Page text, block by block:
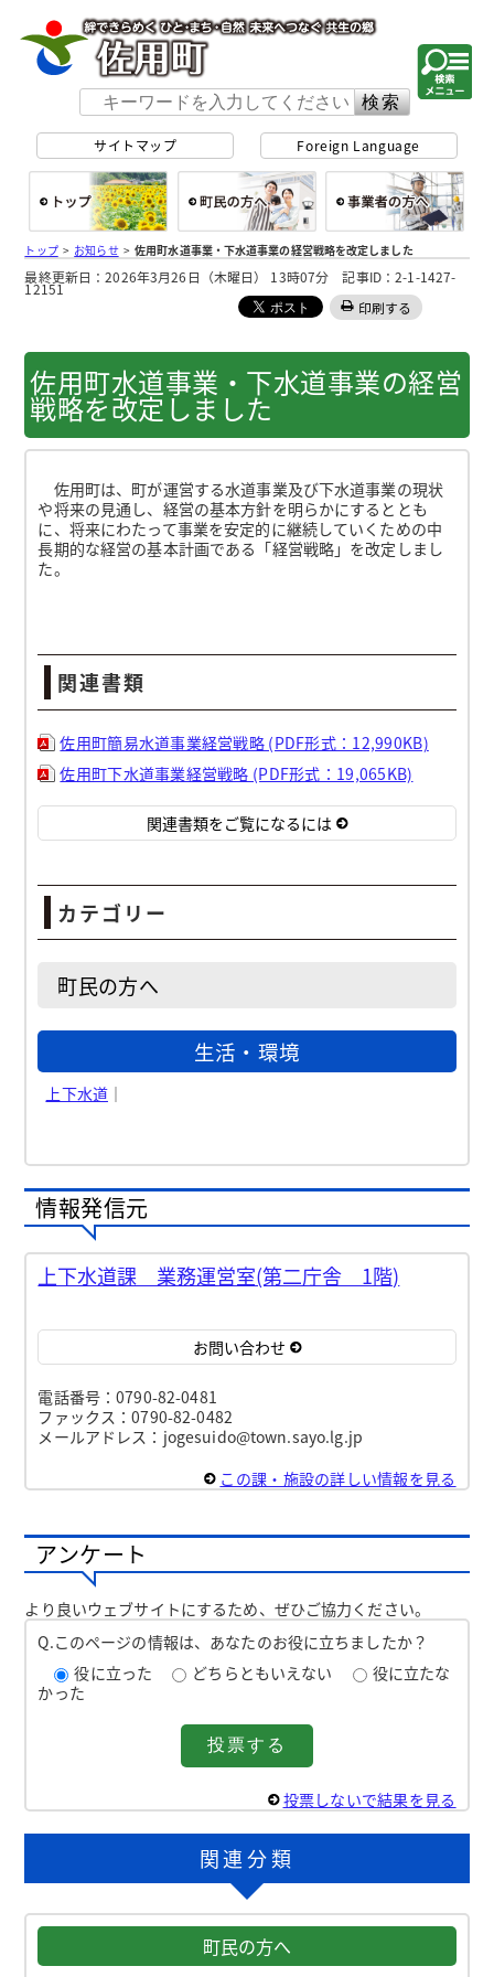
サイトマップ Foreign Language
総合トップ 町民の方へ
トップ> お知らせ>佐用町水道事業・下水道事業の経営戦略を改定しました
最終更新日：2026年3月26日（木曜日） 13時07分 記事ID：2-1-1427-
12151
印刷する
佐用町水道事業・下水道事業の経営
戦略を改定しました
佐用町は、町が運営する水道事業及び下水道事業の現状
や将来の見通し、経営の基本方針を明らかにするととも
に、将来にわたって事業を安定的に継続していくための中
長期的な経営の基本計画である「経営戦略」を改定しまし
た。
関連書類
佐用町簡易水道事業経営戦略 (PDF形式：12,990KB)
佐用町下水道事業経営戦略 (PDF形式：19,065KB)
関連書類をご覧になるには
カテゴリー
町民の方へ
生活・環境
上下水道｜
情報発信元
上下水道課 業務運営室(第二庁舎 1階)
お問い合わせ
電話番号：0790-82-0481
ファックス：0790-82-0482
メールアドレス：jogesuido@town.sayo.lg.jp
この課・施設の詳しい情報を見る
アンケート
より良いウェブサイトにするため、ぜひご協力ください。
Q.このページの情報は、あなたのお役に立ちましたか？
役に立った
どちらともいえない
役に立たな
かった
投票しないで結果を見る
関連分類
町民の方へ